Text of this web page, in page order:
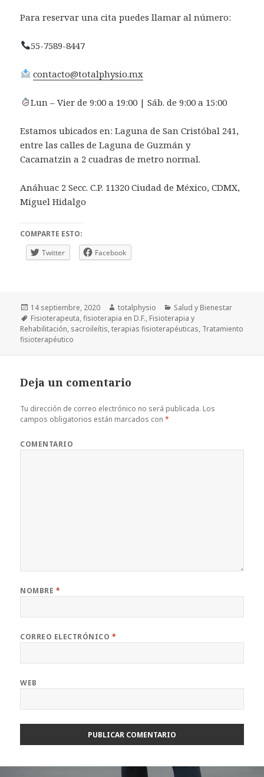
Para reservar una cita puedes llamar al número:
55-7589-8447
contacto@totalphysio.mx
Lun – Vier de 9:00 a 19:00 | Sáb. de 9:00 a 15:00
Estamos ubicados en: Laguna de San Cristóbal 241,
entre las calles de Laguna de Guzmán y
Cacamatzin a 2 cuadras de metro normal.
Anáhuac 2 Secc. C.P. 11320 Ciudad de México, CDMX,
Miguel Hidalgo
COMPARTE ESTO:
Twitter
Facebook
Publicado
el
14 septiembre, 2020 Autor
totalphysio Categorías
Salud y Bienestar
Etiquetas
Fisioterapeuta,fisioterapia en D.F., Fisioterapia y
Rehabilitación, sacroileítis,terapias fisioterapéuticas, Tratamiento
fisioterapéutico
Deja un comentario
Tu dirección de correo electrónico no será publicada. Los
campos obligatorios están marcados con*
COMENTARIO
NOMBRE *
CORREO ELECTRÓNICO *
WEB